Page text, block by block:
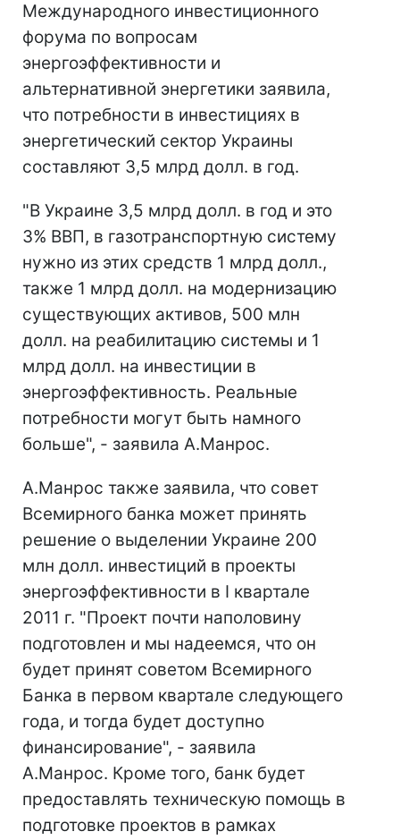
Международного инвестиционного
форума по вопросам
энергоэффективности и
альтернативной энергетики заявила,
что потребности в инвестициях в
энергетический сектор Украины
составляют 3,5 млрд долл. в год.
"В Украине 3,5 млрд долл. в год и это
3% ВВП, в газотранспортную систему
нужно из этих средств 1 млрд долл.,
также 1 млрд долл. на модернизацию
существующих активов, 500 млн
долл. на реабилитацию системы и 1
млрд долл. на инвестиции в
энергоэффективность. Реальные
потребности могут быть намного
больше", - заявила А.Манрос.
А.Манрос также заявила, что совет
Всемирного банка может принять
решение о выделении Украине 200
млн долл. инвестиций в проекты
энергоэффективности в I квартале
2011 г. "Проект почти наполовину
подготовлен и мы надеемся, что он
будет принят советом Всемирного
Банка в первом квартале следующего
года, и тогда будет доступно
финансирование", - заявила
А.Манрос. Кроме того, банк будет
предоставлять техническую помощь в
подготовке проектов в рамках